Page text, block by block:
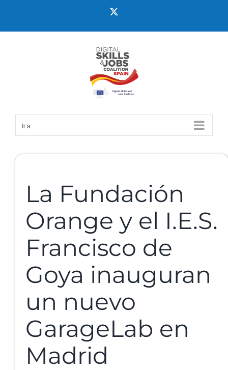
Ir a...
La Fundación
Orange y el I.E.S.
Francisco de
Goya inauguran
un nuevo
GarageLab en
Madrid